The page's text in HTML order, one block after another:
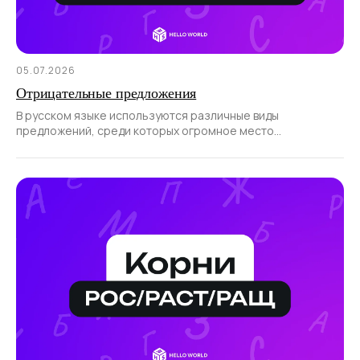
05.07.2026
Отрицательные предложения
В русском языке используются различные виды
предложений, среди которых огромное место